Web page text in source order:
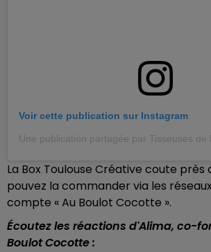
Voir cette publication sur Instagram
La Box Toulouse Créative coute
pouvez la commander via les
compte « Au Boulot Cocotte ».
Écoutez les réactions d'Alima, co-
Boulot Cocotte :